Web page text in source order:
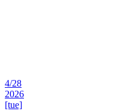
4/28
2026
[tue]